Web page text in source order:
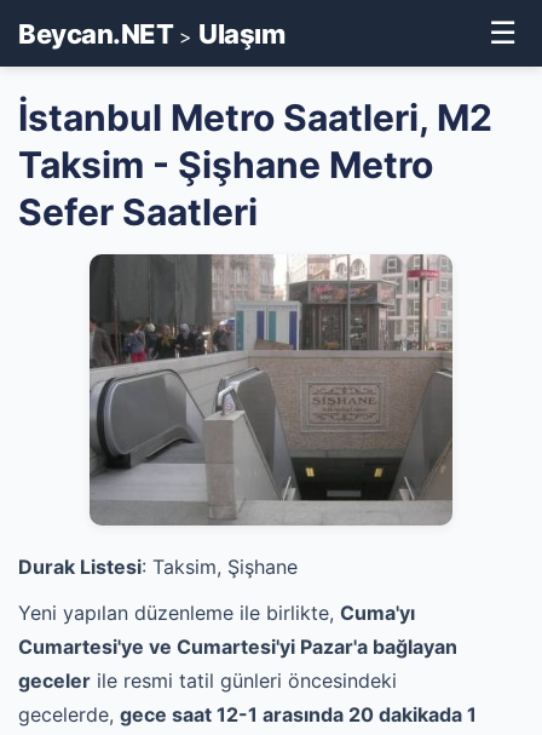
Beycan.NET> Ulaşım ☰
İstanbul Metro Saatleri, M2
Taksim - Şişhane Metro
Sefer Saatleri
Durak Listesi: Taksim, Şişhane
Yeni yapılan düzenleme ile birlikte, Cuma'yı
Cumartesi'ye ve Cumartesi'yi Pazar'a bağlayan
geceler ile resmi tatil günleri öncesindeki
gecelerde, gece saat 12-1 arasında 20 dakikada 1